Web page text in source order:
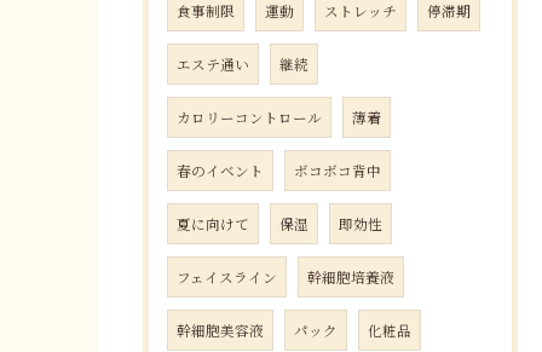
食事制限 運動 ストレッチ 停滞期
エステ通い 継続
カロリーコントロール 薄着
春のイベント ボコボコ背中
夏に向けて 保湿 即効性
フェイスライン 幹細胞培養液
幹細胞美容液 パック 化粧品